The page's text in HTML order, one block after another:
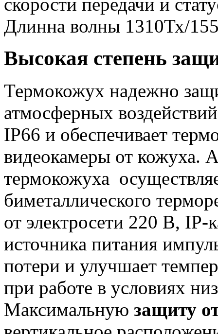
Длинна волны 1310Тх/
Высокая степень
Термокожух надежно
атмосферных
IP66 и обеспечивает
видеокамеры от кожуха.
термокожуха
биметаллического
от электросети 220 В, IP-
источника питания
потери и улучшает
при работе в условиях
Максимальную защиту